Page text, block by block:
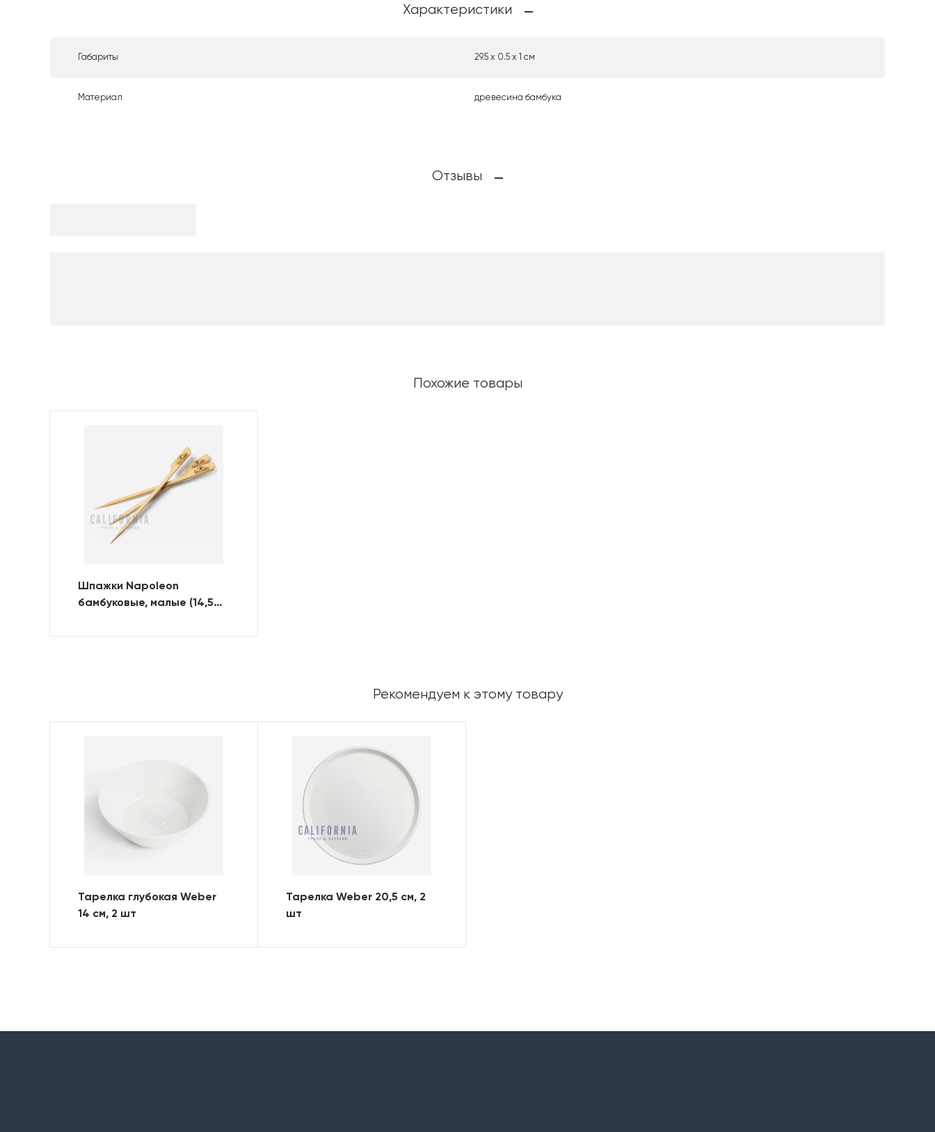
Характеристики
Габариты 29.5 х 0.5 х 1 см
Материал древесина бамбука
Отзывы
Похожие товары
Шпажки Napoleon
бамбуковые, малые (14,5
Рекомендуем к этому товару
Тарелка глубокая Weber
14 см, 2 шт
Тарелка Weber 20,5 см, 2
шт